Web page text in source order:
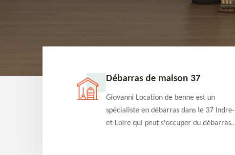
37 Débarras de maison 37
Giovanni Location de benne est un
spécialiste en débarras dans le 37 Indre-
et-Loire qui peut s'occuper du débarras